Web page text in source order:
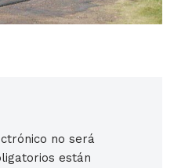
no será
están